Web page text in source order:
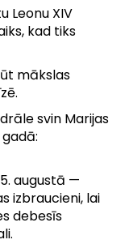
Leonu XIV
kad tiks
mākslas
svin Marijas
augustā —
izbraucieni, lai
debesīs